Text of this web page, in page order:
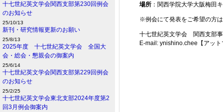
場所 ：関西学院大学大阪梅田
※例会にて発表をご希望の方
十七世紀英文学会 関西支部
E-mail: ynishino.chee【アッ
十七世紀英文学会関西支部第230回例会
のお知らせ
25/10/13
新刊・研究情報更新のお願い
25/8/13
2025年度 十七世紀英文学会 全国大
会・総会・懇親会の御案内
25/6/14
十七世紀英文学会関西支部第229回例会
のお知らせ
25/2/25
十七世紀英文学会東北支部2024年度第2
回3月例会御案内